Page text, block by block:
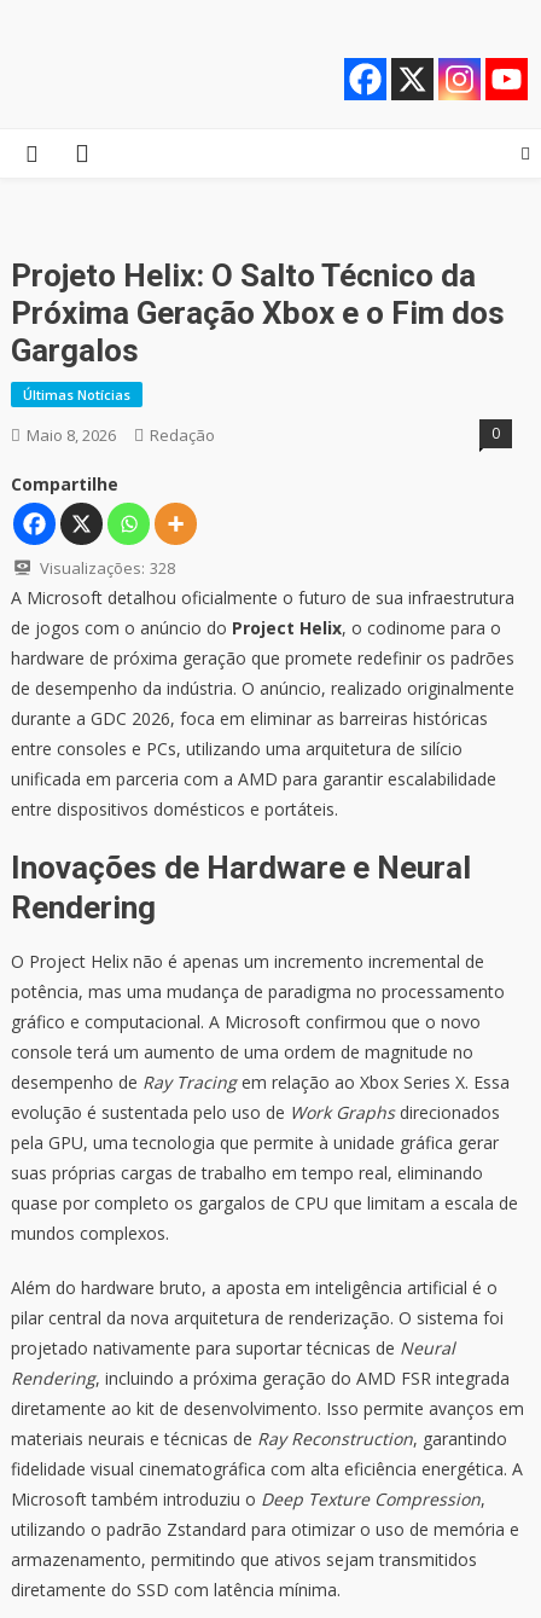
Quebrando o Controle
Projeto Helix: O Salto Técnico da
Próxima Geração Xbox e o Fim dos
Gargalos
Últimas Notícias
Maio 8, 2026 Redação 0
Compartilhe
Visualizações: 328
A Microsoft detalhou oficialmente o futuro de sua infraestrutura
de jogos com o anúncio do Project Helix, o codinome para o
hardware de próxima geração que promete redefinir os padrões
de desempenho da indústria. O anúncio, realizado originalmente
durante a GDC 2026, foca em eliminar as barreiras históricas
entre consoles e PCs, utilizando uma arquitetura de silício
unificada em parceria com a AMD para garantir escalabilidade
entre dispositivos domésticos e portáteis.
Inovações de Hardware e Neural
Rendering
O Project Helix não é apenas um incremento incremental de
potência, mas uma mudança de paradigma no processamento
gráfico e computacional. A Microsoft confirmou que o novo
console terá um aumento de uma ordem de magnitude no
desempenho de Ray Tracingem relação ao Xbox Series X. Essa
evolução é sustentada pelo uso de Work Graphsdirecionados
pela GPU, uma tecnologia que permite à unidade gráfica gerar
suas próprias cargas de trabalho em tempo real, eliminando
quase por completo os gargalos de CPU que limitam a escala de
mundos complexos.
Além do hardware bruto, a aposta em inteligência artificial é o
pilar central da nova arquitetura de renderização. O sistema foi
projetado nativamente para suportar técnicas de Neural
Rendering, incluindo a próxima geração do AMD FSR integrada
diretamente ao kit de desenvolvimento. Isso permite avanços em
materiais neurais e técnicas de Ray Reconstruction, garantindo
fidelidade visual cinematográfica com alta eficiência energética. A
Microsoft também introduziu o Deep Texture Compression,
utilizando o padrão Zstandard para otimizar o uso de memória e
armazenamento, permitindo que ativos sejam transmitidos
diretamente do SSD com latência mínima.